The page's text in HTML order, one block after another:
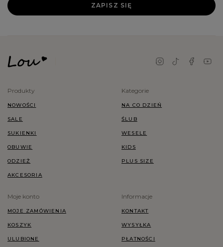
ZAPISZ SIĘ
Produkty
NOWOŚCI
SALE
SUKIENKI
OBUWIE
ODZIEŻ
AKCESORIA
Kategorie
NA CO DZIEŃ
ŚLUB
WESELE
KIDS
PLUS SIZE
Moje konto
MOJE ZAMÓWIENIA
KOSZYK
ULUBIONE
Informacje
KONTAKT
WYSYŁKA
PŁATNOŚCI